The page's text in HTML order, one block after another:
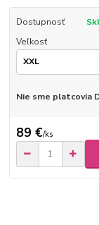
Dostupnosť
Veľkosť
Nie sme platcovia
89 €/ks